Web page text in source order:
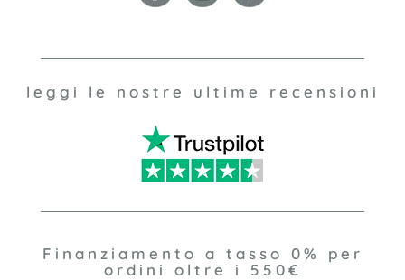
leggi le nostre ultime recensioni
Finanziamento a tasso 0% per
ordini oltre i 550€